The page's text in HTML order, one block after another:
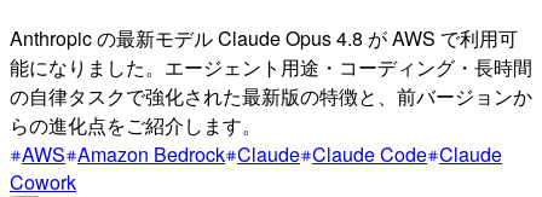
Anthropic の最新モデル Claude Opus 4.8 が AWS で利用可
能になりました。エージェント用途・コーディング・長時間
の自律タスクで強化された最新版の特徴と、前バージョンか
らの進化点をご紹介します。
AWS Amazon Bedrock Claude Claude Code Claude
Cowork